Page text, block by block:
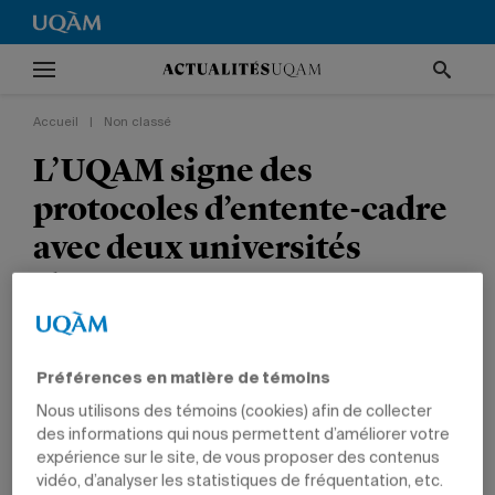
Accueil Non classé
L’UQAM signe des
protocoles d’entente-cadre
avec deux universités
chinoises
Préférences en matière de témoins
Nous utilisons des témoins (cookies) afin de collecter
des informations qui nous permettent d’améliorer votre
expérience sur le site, de vous proposer des contenus
vidéo, d’analyser les statistiques de fréquentation, etc.